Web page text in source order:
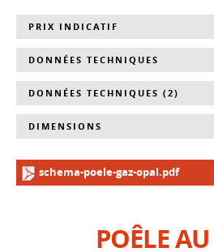
POÊLE
PRIX INDICATIF
DONNÉES TECHNIQUES
DONNÉES TECHNIQUES (2)
DIMENSIONS
schema-poele-gaz-opal.pdf